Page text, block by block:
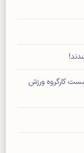
کارگروه ورزش